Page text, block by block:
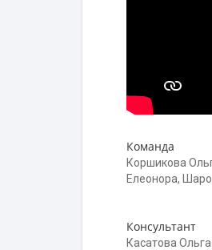
Команда
Коршикова
Елеонора,
Консультант
Касатова Ольга